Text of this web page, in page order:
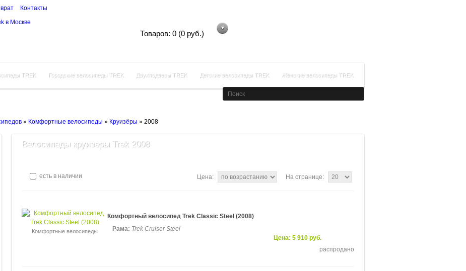
Товаров: 0 (0 руб.)
Контакты
TREK Городские велосипеды TREK Двухподвесы TREK Детские велосипеды TREK Женские велосипеды TREK
» Комфортные велосипеды » Круизёры » 2008
Велосипеды круизеры Trek 2008
есть в наличии На странице:
Цена:
Комфортные велосипеды
Комфортный велосипед Trek Classic Steel (2008)
Рама: Trek Cruiser Steel
Цена: 5 910 руб.
распродано